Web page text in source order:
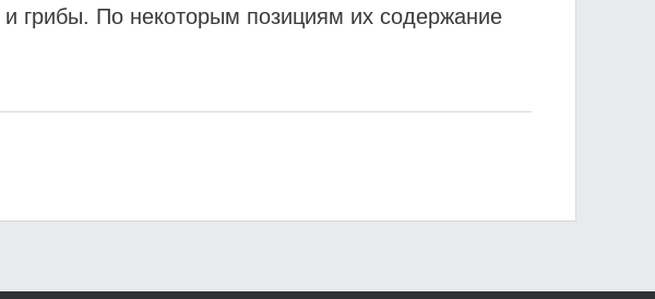
грибы. По некоторым позициям их содержание